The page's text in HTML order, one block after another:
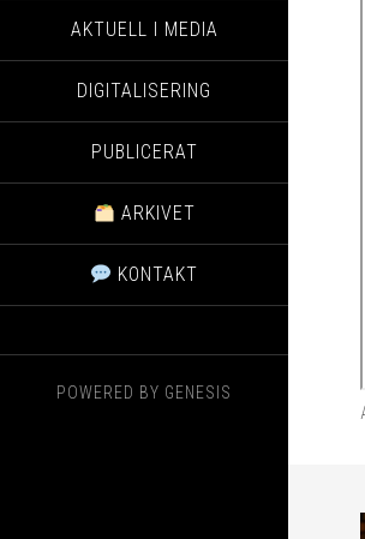
AKTUELL I MEDIA
DIGITALISERING
PUBLICERAT
ARKIVET
KONTAKT
POWERED BY GENESIS